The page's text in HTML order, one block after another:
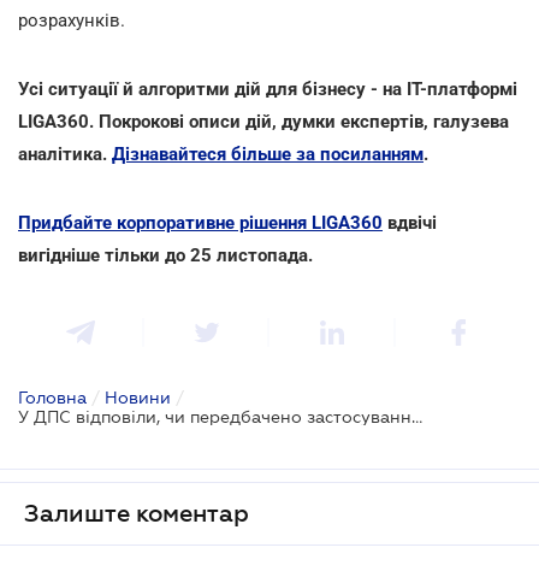
розрахунків.
Усі ситуації й алгоритми дій для бізнесу - на ІТ-платформі
LIGA360. Покрокові описи дій, думки експертів, галузева
аналітика. Дізнавайтеся більше за посиланням.
Придбайте корпоративне рішення LIGA360 вдвічі
вигідніше тільки до 25 листопада.
Головна / Новини /
У ДПС відповіли, чи передбачено застосування РРО фізособами, які здійснюють незалежну професійну діяльність
Залиште коментар